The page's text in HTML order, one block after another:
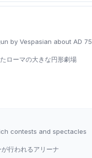
by Vespasian about AD 75
ローマの大きな円形劇場
contests and spectacles
行われるアリーナ